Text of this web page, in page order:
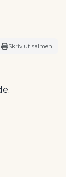
Skriv ut salmen